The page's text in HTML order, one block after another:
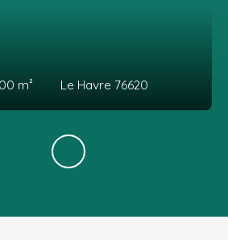
m² Le Havre 76620